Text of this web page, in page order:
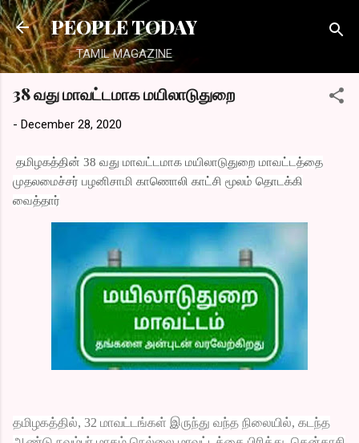
Skip to main content
PEOPLE TODAY
TAMIL MAGAZINE
38 வது மாவட்டமாக மயிலாடுதுறை
- December 28, 2020
தமிழகத்தின் 38 வது மாவட்டமாக மயிலாடுதுறை மாவட்டத்தை
முதலமைச்சர் பழனிசாமி காணொலி காட்சி மூலம் தொடக்கி
வைத்தார்
தமிழகத்தில், 32 மாவட்டங்கள் இருந்து வந்த நிலையில், கடந்த